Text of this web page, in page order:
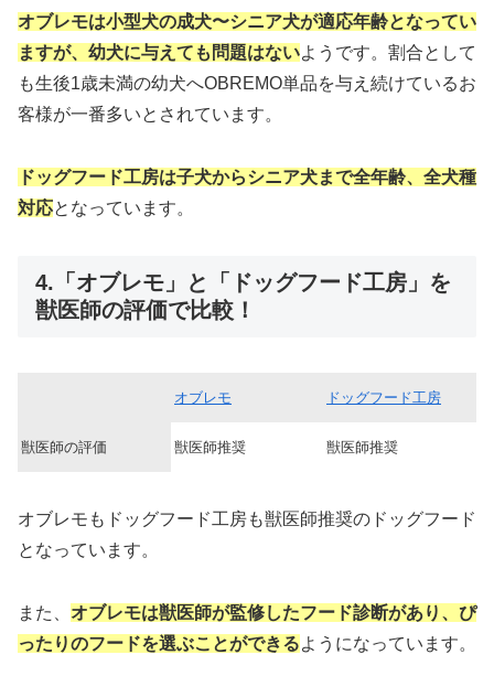
オブレモは小型犬の成犬〜シニア犬が適応年齢となってい
ますが、幼犬に与えても問題はないようです。割合として
も生後1歳未満の幼犬へOBREMO単品を与え続けているお
客様が一番多いとされています。
ドッグフード工房は子犬からシニア犬まで全年齢、全犬種
対応となっています。
4.「オブレモ」と「ドッグフード工房」を
獣医師の評価で比較！
オブレモ ドッグフード工房
獣医師の評価 獣医師推奨 獣医師推奨
オブレモもドッグフード工房も獣医師推奨のドッグフード
となっています。
また、 オブレモは獣医師が監修したフード診断があり、ぴ
ったりのフードを選ぶことができるようになっています。